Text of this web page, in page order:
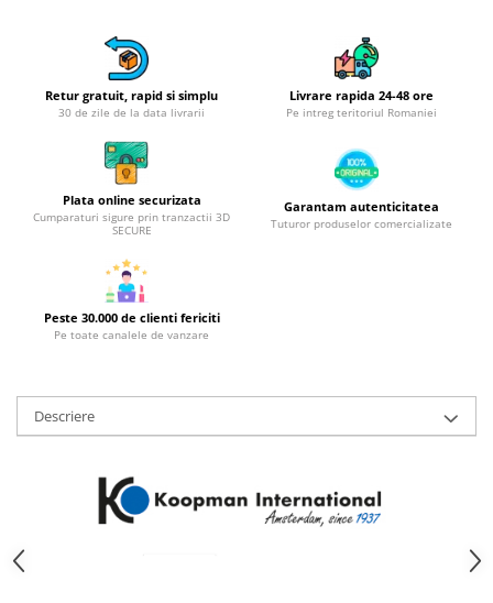
Rafturi
Ascutitori cutite
Decojitoare fructe si legume
Perii si bureti
Polonice, clesti, spatule, linguri
Razatori
Tocatoare de bucatarie
Adaptor plita
Retur gratuit, rapid si simplu
30 de zile de la data livrarii
Livrare rapida 24-48 ore
Pe intreg teritoriul Romaniei
Plata online securizata
Cumparaturi sigure prin tranzactii 3D
SECURE
Garantam autenticitatea
Tuturor produselor comercializate
Peste 30.000 de clienti fericiti
Pe toate canalele de vanzare
Descriere